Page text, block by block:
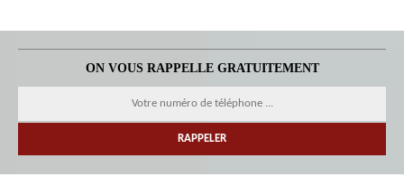
ON VOUS RAPPELLE GRATUITEMENT